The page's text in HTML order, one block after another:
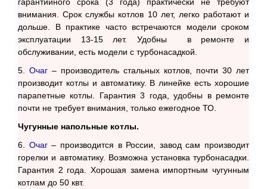
внимания. Срок службы котлов 10 лет, легко работают и
дольше. В практике часто встречаются модели сроком
эксплуатации 13-15 лет. Удобны в ремонте и
обслуживании, есть модели с турбонасадкой.
5.
Очаг – производитель стальных котлов, почти 30 лет
производит котлы и автоматику. В линейке есть хорошие
парапетные котлы. Гарантия 3 года, удобны в ремонте
почти не требует внимания, только ежегодное ТО.
Чугунные напольные котлы.
6. Очаг– производится в России, завод сам производит
горелки и автоматику. Возможна установка турбонасадки.
Гарантия 2 года. Хорошая замена импортным чугунным
котлам до 50 квт.